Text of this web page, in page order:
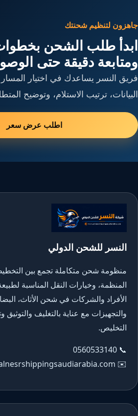
جاهزون لتنظيم شحنتك
ابدأ طلب الشحن
ومتابعة دقيقة حتى
فريق النسر يساعدك في اختيار المسار
البيانات، ترتيب الاستلام، وتوضيح
اطلب عرض سعر
النسر للشحن الدولي
منظومة شحن متكاملة تجمع بين التخطيط
المنظمة، وخيارات النقل المناسبة
الأفراد والشركات في شحن الأثاث،
والتجهيزات مع عناية بالتغليف والتوثيق
التخليص.
📞
0560533140
✉️